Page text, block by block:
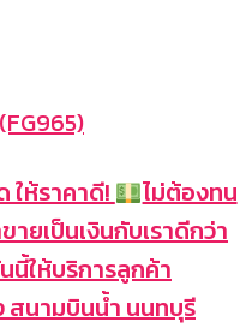
ให้ราคาดี!
ไม่ต้องทน
ยเป็นเงินกับเราดีกว่า
ให้บริการลูกค้า
สนามบินน้ำ นนทบุรี